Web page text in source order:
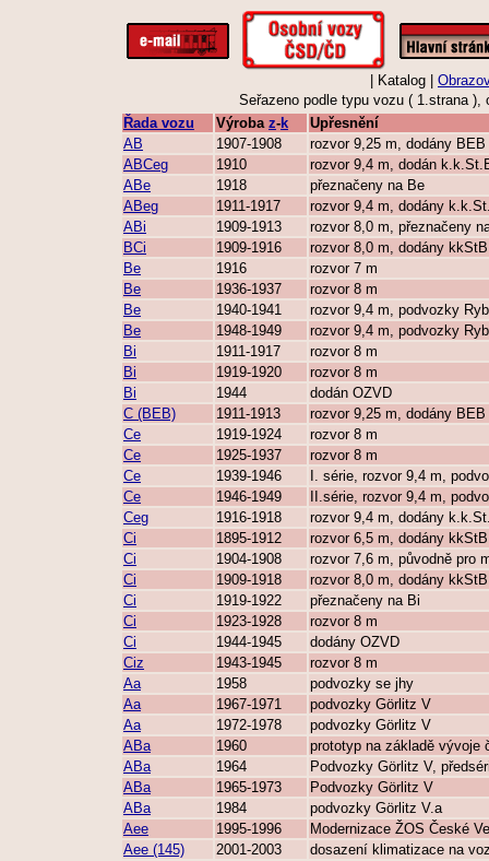
| Katalog |
Seřazeno podle typu vozu ( 1.strana ),
Řada vozu
Výroba z-k
Upřesnění
AB
1907-1908
rozvor 9,25 m, dodány BEB
ABCeg
1910
rozvor 9,4 m, dodán
ABe
1918
přeznačeny na Be
ABeg
1911-1917
rozvor 9,4 m, dodány
ABi
1909-1913
rozvor 8,0 m, přeznačeny
BCi
1909-1916
rozvor 8,0 m, dodány kkStB
Be
1916
rozvor 7 m
Be
1936-1937
rozvor 8 m
Be
1940-1941
rozvor 9,4 m, podvozky
Be
1948-1949
rozvor 9,4 m, podvozky
Bi
1911-1917
rozvor 8 m
Bi
1919-1920
rozvor 8 m
Bi
1944
dodán OZVD
C (BEB)
1911-1913
rozvor 9,25 m, dodány BEB
Ce
1919-1924
rozvor 8 m
Ce
1925-1937
rozvor 8 m
Ce
1939-1946
I. série, rozvor 9,4 m,
Ce
1946-1949
II.série, rozvor 9,4 m,
Ceg
1916-1918
rozvor 9,4 m, dodány
Ci
1895-1912
rozvor 6,5 m, dodány kkStB
Ci
1904-1908
rozvor 7,6 m, původně pro
Ci
1909-1918
rozvor 8,0 m, dodány kkStB
Ci
1919-1922
přeznačeny na Bi
Ci
1923-1928
rozvor 8 m
Ci
1944-1945
dodány OZVD
Ciz
1943-1945
rozvor 8 m
Aa
1958
podvozky se jhy
Aa
1967-1971
podvozky Görlitz V
Aa
1972-1978
podvozky Görlitz V
ABa
1960
prototyp na základě vývoje
ABa
1964
Podvozky Görlitz V,
ABa
1965-1973
Podvozky Görlitz V
ABa
1984
podvozky Görlitz V.a
Aee
1995-1996
Modernizace ŽOS České
Aee (145)
2001-2003
dosazení klimatizace na